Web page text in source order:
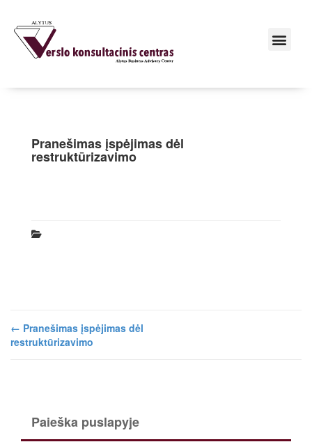
Pranešimas įspėjimas dėl
restruktūrizavimo
← Pranešimas įspėjimas dėl
restruktūrizavimo
Paieška puslapyje